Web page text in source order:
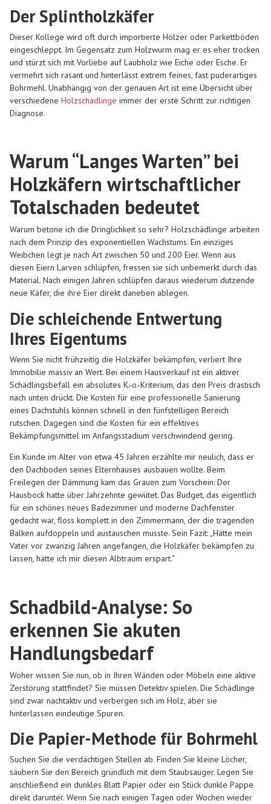
Der Splintholzkäfer
Dieser Kollege wird oft durch importierte Hölzer oder Parkettböden
eingeschleppt. Im Gegensatz zum Holzwurm mag er es eher trocken
und stürzt sich mit Vorliebe auf Laubholz wie Eiche oder Esche. Er
vermehrt sich rasant und hinterlässt extrem feines, fast puderartiges
Bohrmehl. Unabhängig von der genauen Art ist eine Übersicht über
verschiedene Holzschädlinge immer der erste Schritt zur richtigen
Diagnose.
Warum “Langes Warten” bei
Holzkäfern wirtschaftlicher
Totalschaden bedeutet
Warum betone ich die Dringlichkeit so sehr? Holzschädlinge arbeiten
nach dem Prinzip des exponentiellen Wachstums. Ein einziges
Weibchen legt je nach Art zwischen 50 und 200 Eier. Wenn aus
diesen Eiern Larven schlüpfen, fressen sie sich unbemerkt durch das
Material. Nach einigen Jahren schlüpfen daraus wiederum dutzende
neue Käfer, die ihre Eier direkt daneben ablegen.
Die schleichende Entwertung
Ihres Eigentums
Wenn Sie nicht frühzeitig die Holzkäfer bekämpfen, verliert Ihre
Immobilie massiv an Wert. Bei einem Hausverkauf ist ein aktiver
Schädlingsbefall ein absolutes K.-o.-Kriterium, das den Preis drastisch
nach unten drückt. Die Kosten für eine professionelle Sanierung
eines Dachstuhls können schnell in den fünfstelligen Bereich
rutschen. Dagegen sind die Kosten für ein effektives
Bekämpfungsmittel im Anfangsstadium verschwindend gering.
Ein Kunde im Alter von etwa 45 Jahren erzählte mir neulich, dass er
den Dachboden seines Elternhauses ausbauen wollte. Beim
Freilegen der Dämmung kam das Grauen zum Vorschein: Der
Hausbock hatte über Jahrzehnte gewütet. Das Budget, das eigentlich
für ein schönes neues Badezimmer und moderne Dachfenster
gedacht war, floss komplett in den Zimmermann, der die tragenden
Balken aufdoppeln und austauschen musste. Sein Fazit: „Hätte mein
Vater vor zwanzig Jahren angefangen, die Holzkäfer bekämpfen zu
lassen, hätte ich mir diesen Albtraum erspart.“
Schadbild-Analyse: So
erkennen Sie akuten
Handlungsbedarf
Woher wissen Sie nun, ob in Ihren Wänden oder Möbeln eine aktive
Zerstörung stattfindet? Sie müssen Detektiv spielen. Die Schädlinge
sind zwar nachtaktiv und verbergen sich im Holz, aber sie
hinterlassen eindeutige Spuren.
Die Papier-Methode für Bohrmehl
Suchen Sie die verdächtigen Stellen ab. Finden Sie kleine Löcher,
säubern Sie den Bereich gründlich mit dem Staubsauger. Legen Sie
anschließend ein dunkles Blatt Papier oder ein Stück dunkle Pappe
direkt darunter. Wenn Sie nach einigen Tagen oder Wochen wieder